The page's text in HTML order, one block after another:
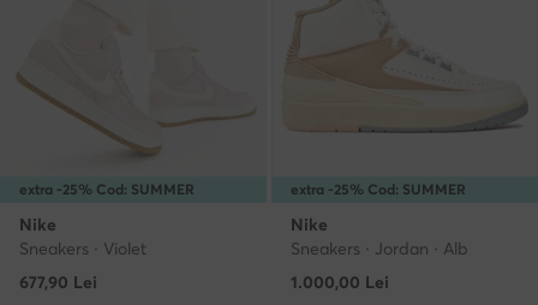
extra -25% Cod: SUMMER
Nike
Sneakers · Violet
677,90 Lei
extra -25% Cod: SUMMER
Nike
Sneakers · Jordan · Alb
1.000,00 Lei